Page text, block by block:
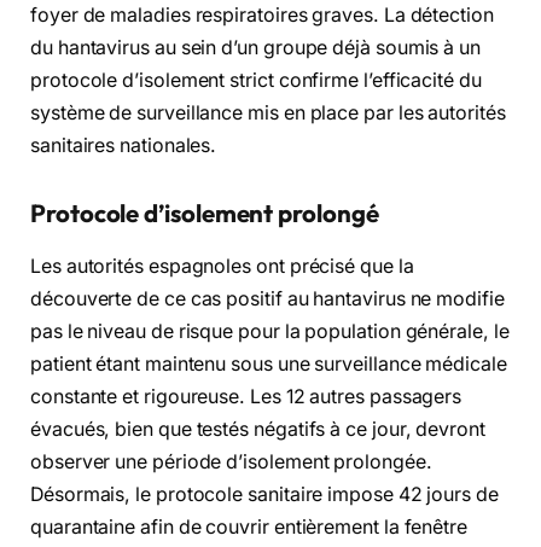
foyer de maladies respiratoires graves. La détection
du hantavirus au sein d’un groupe déjà soumis à un
protocole d’isolement strict confirme l’efficacité du
système de surveillance mis en place par les autorités
sanitaires nationales.
Protocole d’isolement prolongé
Les autorités espagnoles ont précisé que la
découverte de ce cas positif au hantavirus ne modifie
pas le niveau de risque pour la population générale, le
patient étant maintenu sous une surveillance médicale
constante et rigoureuse. Les 12 autres passagers
évacués, bien que testés négatifs à ce jour, devront
observer une période d’isolement prolongée.
Désormais, le protocole sanitaire impose 42 jours de
quarantaine afin de couvrir entièrement la fenêtre